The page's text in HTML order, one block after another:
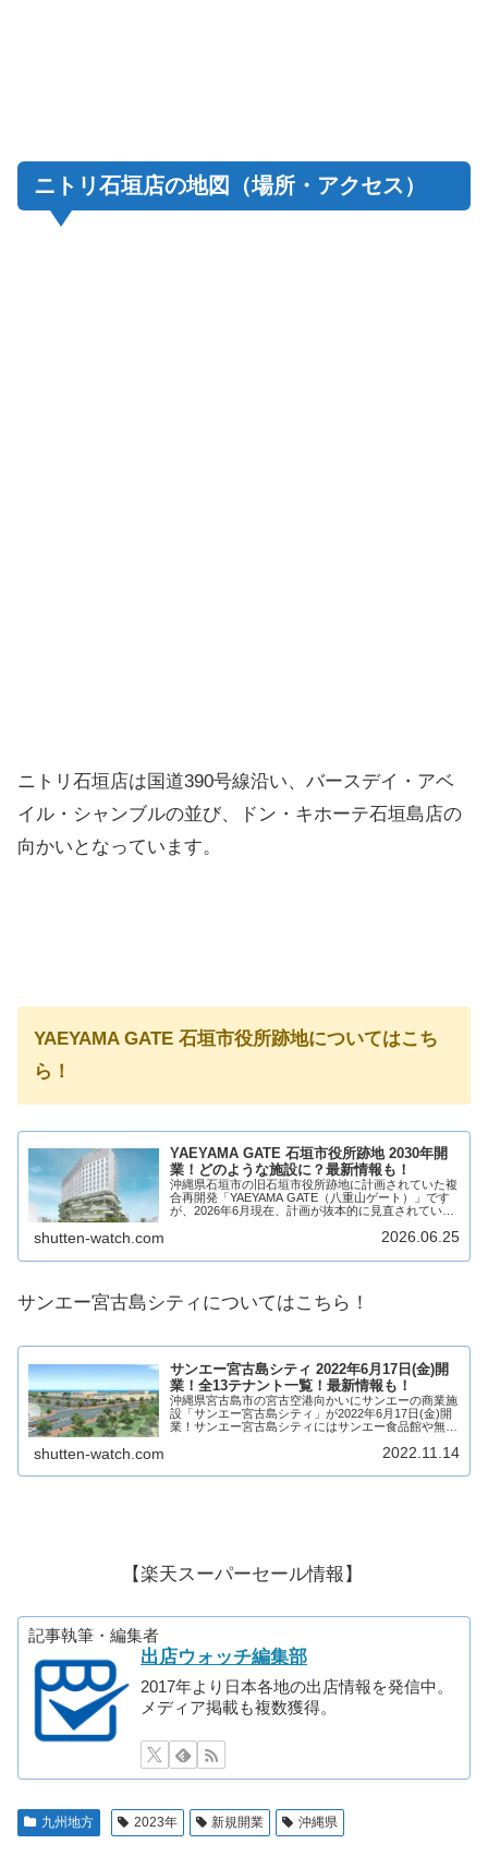
ニトリ石垣店の地図（場所・アクセス）
ニトリ石垣店は国道390号線沿い、バースデイ・アベ
イル・シャンブルの並び、ドン・キホーテ石垣島店の
向かいとなっています。
YAEYAMA GATE 石垣市役所跡地についてはこち
ら！
YAEYAMA GATE 石垣市役所跡地 2030年開
業！どのような施設に？最新情報も！
沖縄県石垣市の旧石垣市役所跡地に計画されていた複
合再開発「YAEYAMA GATE（八重山ゲート）」です
が、2026年6月現在、計画が抜本的に見直されていま
ョッピングセンター」の併設については...
shutten-watch.com 2026.06.25
サンエー宮古島シティについてはこちら！
サンエー宮古島シティ 2022年6月17日(金)開
業！全13テナント一覧！最新情報も！
沖縄県宮古島市の宮古空港向かいにサンエーの商業施
設「サンエー宮古島シティ」が2022年6月17日(金)開
業！サンエー宮古島シティにはサンエー食品館や無印
エー宮古島シティについて求人情報も含め...
shutten-watch.com 2022.11.14
【楽天スーパーセール情報】
記事執筆・編集者
出店ウォッチ編集部
2017年より日本各地の出店情報を発信中。
メディア掲載も複数獲得。
九州地方 2023年 新規開業 沖縄県